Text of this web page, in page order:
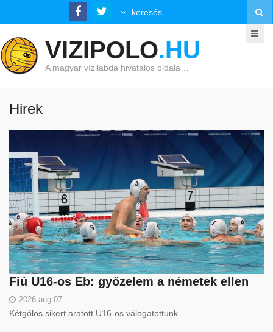
VIZIPOLO.HU
A magyar vízilabda hivatalos oldala…
Hirek
Fiú U16-os Eb: győzelem a németek ellen
2026 aug 07
Kétgólos sikert aratott U16-os válogatottunk.